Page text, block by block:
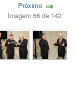
Próximo
Imagem 66 de 142